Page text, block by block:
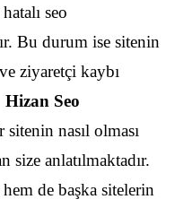
seo
Bu durum ise sitenin
ziyaretçi kaybı
Hizan Seo
nasıl olması
size anlatılmaktadır.
de başka sitelerin